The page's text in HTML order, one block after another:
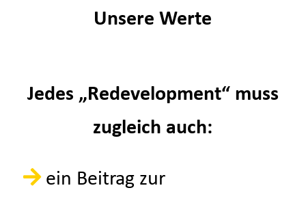
Unsere Werte
Jedes „Redevelopment“ muss
zugleich auch:
ein Beitrag zur